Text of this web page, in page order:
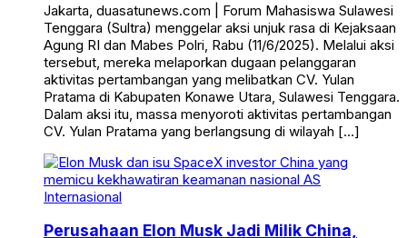
Jakarta, duasatunews.com | Forum Mahasiswa Sulawesi
Tenggara (Sultra) menggelar aksi unjuk rasa di Kejaksaan
Agung RI dan Mabes Polri, Rabu (11/6/2025). Melalui aksi
tersebut, mereka melaporkan dugaan pelanggaran
aktivitas pertambangan yang melibatkan CV. Yulan
Pratama di Kabupaten Konawe Utara, Sulawesi Tenggara.
Dalam aksi itu, massa menyoroti aktivitas pertambangan
CV. Yulan Pratama yang berlangsung di wilayah […]
Internasional
Perusahaan Elon Musk Jadi Milik China,